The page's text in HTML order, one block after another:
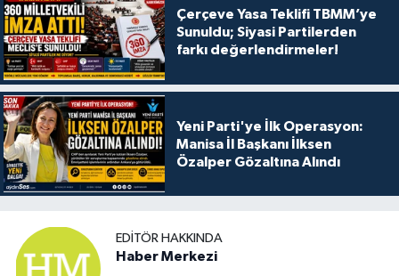
Çerçeve Yasa Teklifi TBMM’ye
Sunuldu; Siyasi Partilerden
farkı değerlendirmeler!
Yeni Parti'ye İlk Operasyon:
Manisa İl Başkanı İlksen
Özalper Gözaltına Alındı
EDITÖR HAKKINDA
Haber Merkezi